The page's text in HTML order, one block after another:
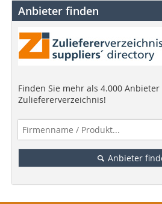
Anbieter finden
Finden Sie mehr als 4.000 Anbieter
Zuliefererverzeichnis!
Anbieter